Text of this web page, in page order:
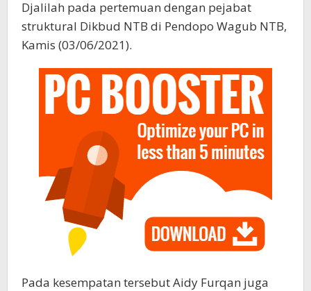
Djalilah pada pertemuan dengan pejabat
struktural Dikbud NTB di Pendopo Wagub NTB,
Kamis (03/06/2021).
Pada kesempatan tersebut Aidy Furqan juga